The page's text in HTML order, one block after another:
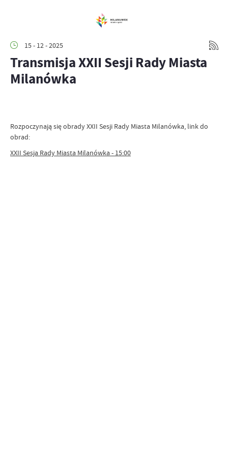
15 - 12 - 2025
Transmisja XXII Sesji Rady Miasta
Milanówka
Rozpoczynają się obrady XXII Sesji Rady Miasta Milanówka, link do
obrad:
XXII Sesja Rady Miasta Milanówka - 15:00